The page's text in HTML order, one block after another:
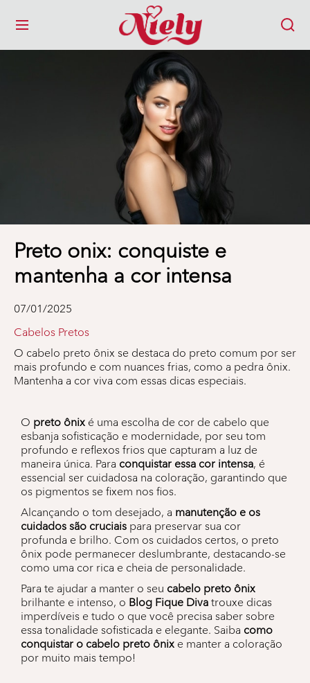
MENU
Preto onix: conquiste e
mantenha a cor intensa
07/01/2025
Cabelos Pretos
O cabelo preto ônix se destaca do preto comum por ser
mais profundo e com nuances frias, como a pedra ônix.
Mantenha a cor viva com essas dicas especiais.
O preto ônix é uma escolha de cor de cabelo que
esbanja sofisticação e modernidade, por seu tom
profundo e reflexos frios que capturam a luz de
maneira única. Para conquistar essa cor intensa, é
essencial ser cuidadosa na coloração, garantindo que
os pigmentos se fixem nos fios.
Alcançando o tom desejado, a manutenção e os
cuidados são cruciais para preservar sua cor
profunda e brilho. Com os cuidados certos, o preto
ônix pode permanecer deslumbrante, destacando-se
como uma cor rica e cheia de personalidade.
Para te ajudar a manter o seu cabelo preto ônix
brilhante e intenso, o Blog Fique Diva trouxe dicas
imperdíveis e tudo o que você precisa saber sobre
essa tonalidade sofisticada e elegante. Saiba como
conquistar o cabelo preto ônix e manter a coloração
por muito mais tempo!